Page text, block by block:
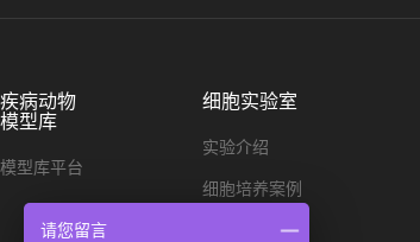
疾病动物
模型库
模型库平台
细胞实验室
实验介绍
细胞培养案例
细胞染色案例
请您留言